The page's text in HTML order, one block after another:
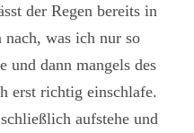
der Regen bereits in
nach, was ich nur so
und dann mangels des
erst richtig einschlafe.
aufstehe und